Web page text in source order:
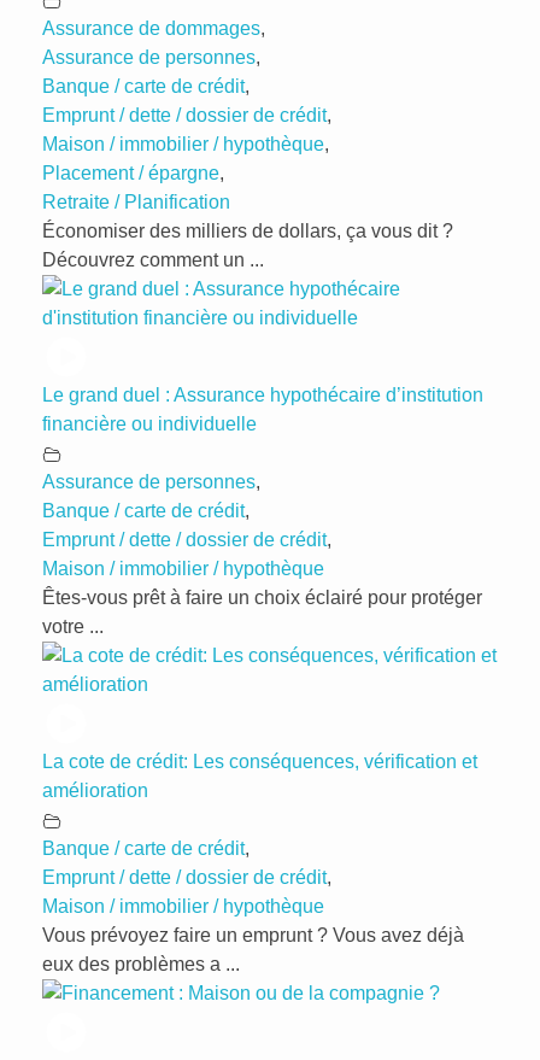
Assurance de dommages,
Assurance de personnes,
Banque / carte de crédit,
Emprunt / dette / dossier de crédit,
Maison / immobilier / hypothèque,
Placement / épargne,
Retraite / Planification
Économiser des milliers de dollars, ça vous dit ?
Découvrez comment un ...
Le grand duel : Assurance hypothécaire d’institution
financière ou individuelle
Assurance de personnes,
Banque / carte de crédit,
Emprunt / dette / dossier de crédit,
Maison / immobilier / hypothèque
Êtes-vous prêt à faire un choix éclairé pour protéger
votre ...
La cote de crédit: Les conséquences, vérification et
amélioration
Banque / carte de crédit,
Emprunt / dette / dossier de crédit,
Maison / immobilier / hypothèque
Vous prévoyez faire un emprunt ? Vous avez déjà
eux des problèmes a ...